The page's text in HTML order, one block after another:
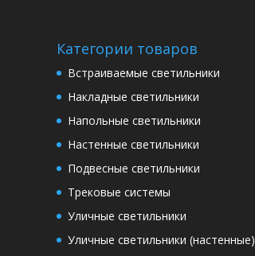
Категории товаров
Встраиваемые светильники
Накладные светильники
Напольные светильники
Настенные светильники
Подвесные светильники
Трековые системы
Уличные светильники
Уличные светильники (настенные)